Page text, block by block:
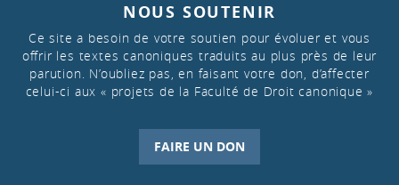
NOUS SOUTENIR
Ce site a besoin de votre soutien pour évoluer et vous
offrir les textes canoniques traduits au plus près de leur
parution. N’oubliez pas, en faisant votre don, d’affecter
celui-ci aux « projets de la Faculté de Droit canonique »
FAIRE UN DON